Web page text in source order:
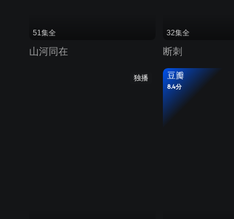
51集全
山河同在
32集全
断刺
独播 豆瓣
8.4分